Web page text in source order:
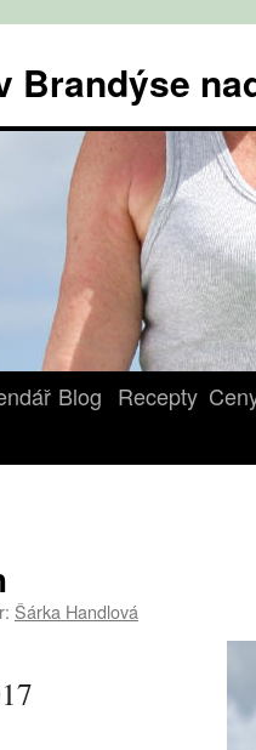
Brandýse
Blog Recepty
Šárka Handlová